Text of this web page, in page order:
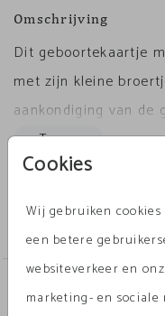
Cookies
Wij gebruiken
een betere
websiteverkeer en
marketing- en
Omschrijving
Dit geboortekaartje
met zijn kleine
aankondiging van de
Teksten en kleuren
een extra
Toon meer
broertje-zusje
Andere leuke